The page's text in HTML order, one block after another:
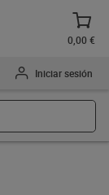
0,00 €
Iniciar sesión